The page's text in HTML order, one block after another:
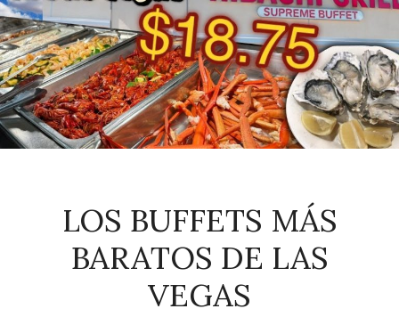
LOS BUFFETS MÁS
BARATOS DE LAS
VEGAS